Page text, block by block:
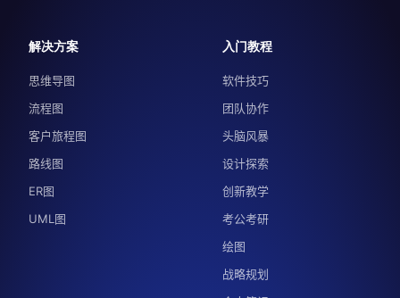
解决方案
思维导图
流程图
客户旅程图
路线图
ER图
UML图
入门教程
软件技巧
团队协作
头脑风暴
设计探索
创新教学
考公考研
绘图
战略规划